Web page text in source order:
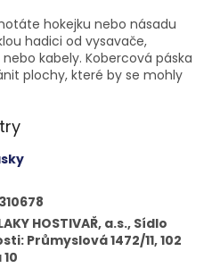
hokejku nebo násadu
hadici od vysavače,
kabely. Kobercová páska
plochy, které by se mohly
HOSTIVAŘ, a.s., Sídlo
Průmyslová 1472/11, 102